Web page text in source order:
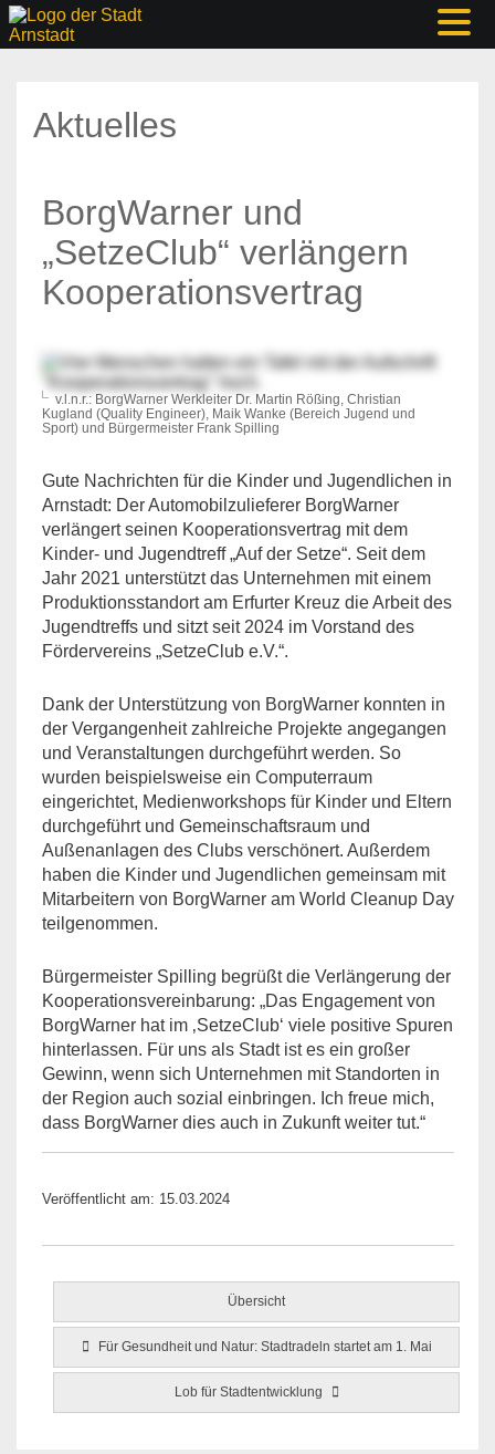
Aktuelles
BorgWarner und
„SetzeClub“ verlängern
Kooperationsvertrag
v.l.n.r.: BorgWarner Werkleiter Dr. Martin Rößing, Christian
Kugland (Quality Engineer), Maik Wanke (Bereich Jugend und
Sport) und Bürgermeister Frank Spilling
Gute Nachrichten für die Kinder und Jugendlichen in
Arnstadt: Der Automobilzulieferer BorgWarner
verlängert seinen Kooperationsvertrag mit dem
Kinder- und Jugendtreff „Auf der Setze“. Seit dem
Jahr 2021 unterstützt das Unternehmen mit einem
Produktionsstandort am Erfurter Kreuz die Arbeit des
Jugendtreffs und sitzt seit 2024 im Vorstand des
Fördervereins „SetzeClub e.V.“.
Dank der Unterstützung von BorgWarner konnten in
der Vergangenheit zahlreiche Projekte angegangen
und Veranstaltungen durchgeführt werden. So
wurden beispielsweise ein Computerraum
eingerichtet, Medienworkshops für Kinder und Eltern
durchgeführt und Gemeinschaftsraum und
Außenanlagen des Clubs verschönert. Außerdem
haben die Kinder und Jugendlichen gemeinsam mit
Mitarbeitern von BorgWarner am World Cleanup Day
teilgenommen.
Bürgermeister Spilling begrüßt die Verlängerung der
Kooperationsvereinbarung: „Das Engagement von
BorgWarner hat im ‚SetzeClub‘ viele positive Spuren
hinterlassen. Für uns als Stadt ist es ein großer
Gewinn, wenn sich Unternehmen mit Standorten in
der Region auch sozial einbringen. Ich freue mich,
dass BorgWarner dies auch in Zukunft weiter tut.“
Veröffentlicht am: 15.03.2024
Übersicht
Für Gesundheit und Natur: Stadtradeln startet am 1. Mai
Lob für Stadtentwicklung